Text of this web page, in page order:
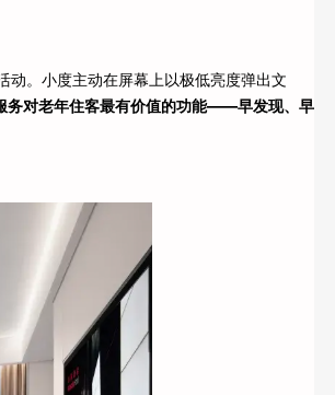
。小度主动在屏幕上以极低亮度弹出文
务对老年住客最有价值的功能——早发现、早